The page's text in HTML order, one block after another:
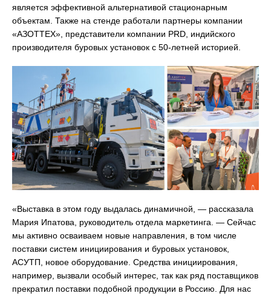
является эффективной альтернативой стационарным
объектам. Также на стенде работали партнеры компании
«АЗОТТЕХ», представители компании PRD, индийского
производителя буровых установок с 50-летней историей.
«Выставка в этом году выдалась динамичной, — рассказала
Мария Ипатова, руководитель отдела маркетинга. — Сейчас
мы активно осваиваем новые направления, в том числе
поставки систем инициирования и буровых установок,
АСУТП, новое оборудование. Средства инициирования,
например, вызвали особый интерес, так как ряд поставщиков
прекратил поставки подобной продукции в Россию. Для нас